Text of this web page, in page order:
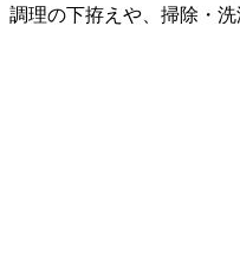
調理の下拵えや、掃除・